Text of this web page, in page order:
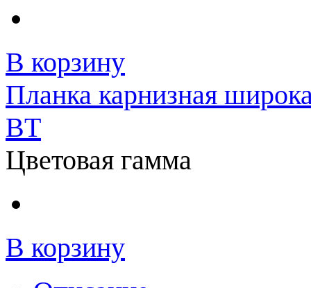
В корзину
Планка карнизная
BT
Цветовая гамма
В корзину